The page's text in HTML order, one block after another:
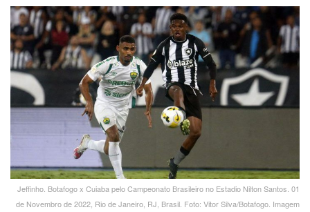
Jeffinho. Botafogo x Cuiaba pelo Campeonato Brasileiro no Estadio Nilton Santos. 01
de Novembro de 2022, Rio de Janeiro, RJ, Brasil. Foto: Vitor Silva/Botafogo. Imagem